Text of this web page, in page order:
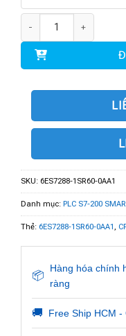
SKU: 6ES7288-1SR60-0AA1
Danh mục: PLC S7-200
Thẻ: 6ES7288-1SR60-0AA1,
📦
Hàng hóa chính
ràng
🚚 Free Ship HCM -